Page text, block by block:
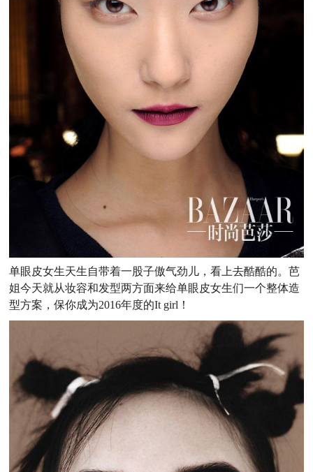
单眼皮女生天生自带着一股子傲气劲儿，看上去酷酷的。芭
姐今天就从妆容和发型两方面来给单眼皮女生们一个整体造
型方案，保你成为2016年度的It girl！